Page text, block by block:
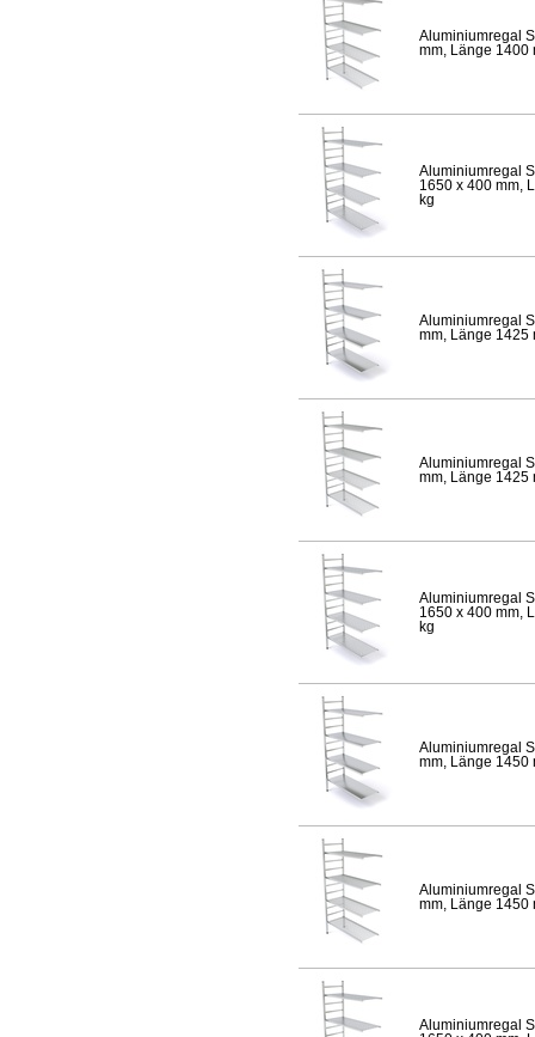
Aluminiumregal
mm, Länge 1400
Aluminiumregal
1650 x 400 mm,
kg
Aluminiumregal
mm, Länge 1425
Aluminiumregal
mm, Länge 1425
Aluminiumregal
1650 x 400 mm,
kg
Aluminiumregal
mm, Länge 1450
Aluminiumregal
mm, Länge 1450
Aluminiumregal